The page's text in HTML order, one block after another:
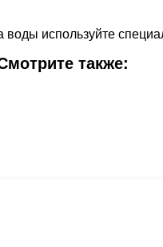
используйте
также: